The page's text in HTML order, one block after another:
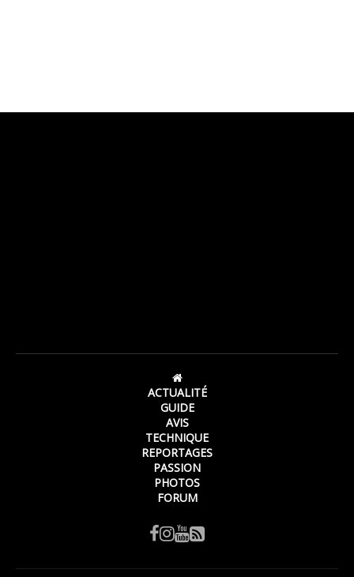
ACTUALITÉ
GUIDE
AVIS
TECHNIQUE
REPORTAGES
PASSION
PHOTOS
FORUM